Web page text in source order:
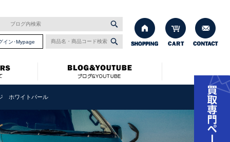
イン･Mypage
ホワイトパール